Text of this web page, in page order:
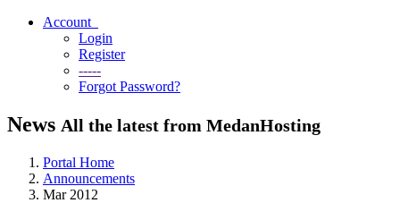
Account
Login
Register
-----
Forgot Password?
News All the latest from MedanHosting
Portal Home
Announcements
Mar 2012